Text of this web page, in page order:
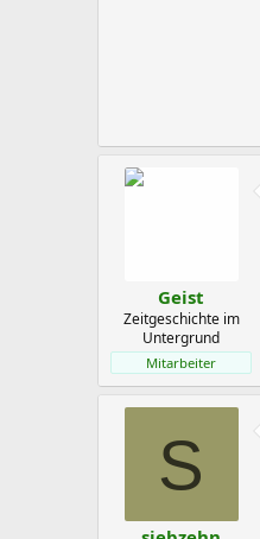
Geist
Zeitgeschichte im
Untergrund
Mitarbeiter
S